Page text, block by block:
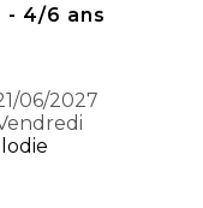
- 4/6 ans
06/2027